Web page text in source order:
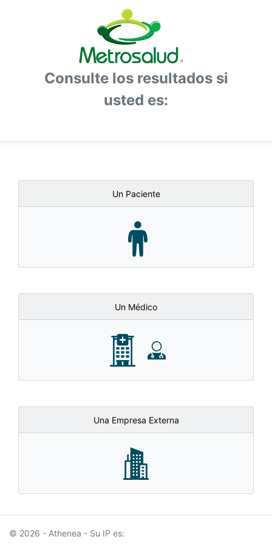
Consulte los resultados si
usted es:
Un Paciente
Un Médico
Una Empresa Externa
© 2026 - Athenea - Su IP es: